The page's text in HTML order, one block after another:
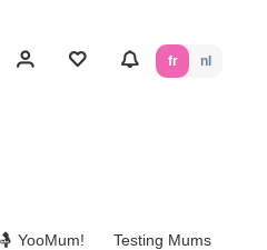
fr nl
YooMum! Testing Mums